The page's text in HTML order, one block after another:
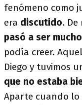
fenómeno como
era discutido.
pasó a ser
podía creer.
Diego y tuvimos
que no estaba
Aparte cuando lo